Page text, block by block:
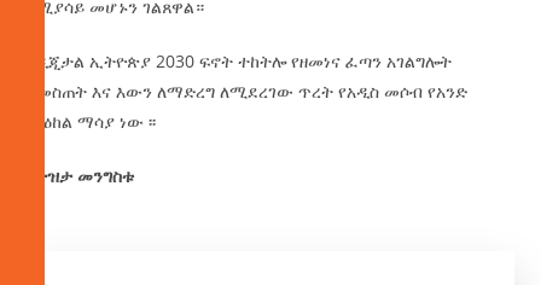
የሚያሳይ መሆኑን ገልጸዋል።
የዲጂታል ኢትዮጵያ 2030 ፍኖት ተከትሎ የዘመነና ፈጣን አገልግሎት
ለመስጠት እና እውን ለማድረግ ለሚደረገው ጥረት የአዲስ መሶብ የአንድ
ማዕከል ማሳያ ነው ፡፡
በትዝታ መንግስቱ